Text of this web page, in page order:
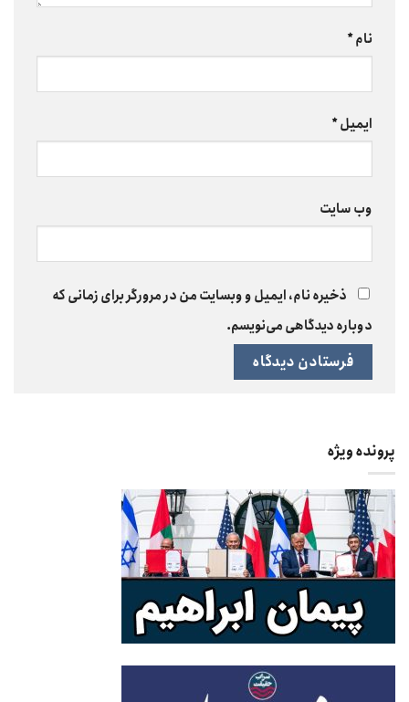
نام*
ایمیل*
وب‌ سایت
ذخیره نام، ایمیل و وبسایت من در مرورگر برای زمانی که
دوباره دیدگاهی می‌نویسم.
پرونده ویژه